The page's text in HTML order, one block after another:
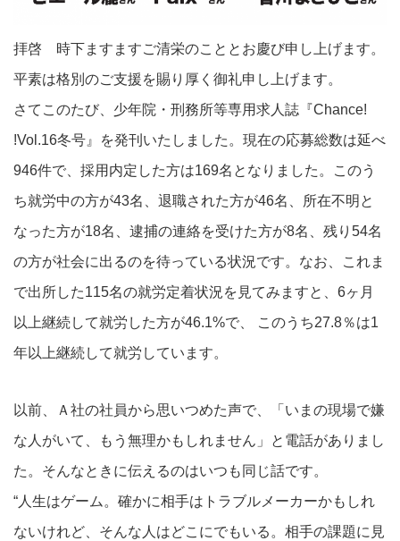
拝啓 時下ますますご清栄のこととお慶び申し上げます。
平素は格別のご支援を賜り厚く御礼申し上げます。
さてこのたび、少年院・刑務所等専用求人誌『Chance!
!Vol.16冬号』を発刊いたしました。現在の応募総数は延べ
946件で、採用内定した方は169名となりました。このう
ち就労中の方が43名、退職された方が46名、所在不明と
なった方が18名、逮捕の連絡を受けた方が8名、残り54名
の方が社会に出るのを待っている状況です。なお、これま
で出所した115名の就労定着状況を見てみますと、6ヶ月
以上継続して就労した方が46.1%で、 このうち27.8％は1
年以上継続して就労しています。
以前、Ａ社の社員から思いつめた声で、「いまの現場で嫌
な人がいて、もう無理かもしれません」と電話がありまし
た。そんなときに伝えるのはいつも同じ話です。
“人生はゲーム。確かに相手はトラブルメーカーかもしれ
ないけれど、そんな人はどこにでもいる。相手の課題に見